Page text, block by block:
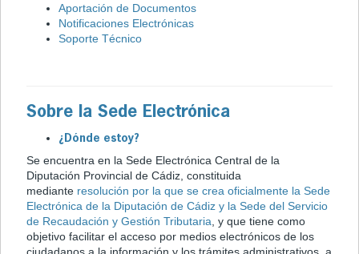
Aportación de Documentos
Notificaciones Electrónicas
Soporte Técnico
Sobre la Sede Electrónica
¿Dónde estoy?
Se encuentra en la Sede Electrónica Central de la
Diputación Provincial de Cádiz, constituida
mediante resolución por la que se crea oficialmente la Sede
Electrónica de la Diputación de Cádiz y la Sede del Servicio
de Recaudación y Gestión Tributaria, y que tiene como
objetivo facilitar el acceso por medios electrónicos de los